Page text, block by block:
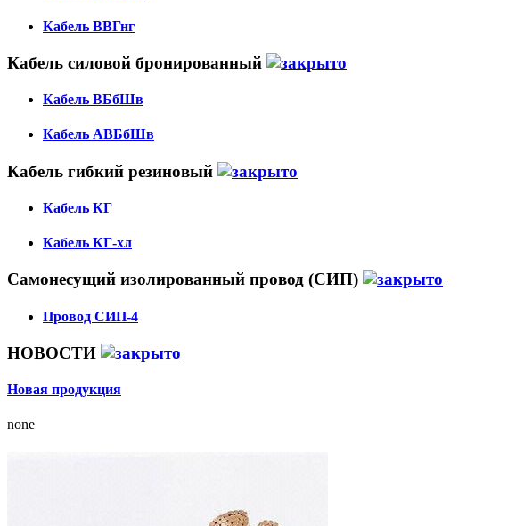
Кабель ВВГнг
Кабель силовой бронированный
Кабель ВБбШв
Кабель АВБбШв
Кабель гибкий резиновый
Кабель КГ
Кабель КГ-хл
Самонесущий изолированный провод (СИП)
Провод СИП-4
НОВОСТИ
Новая продукция
none